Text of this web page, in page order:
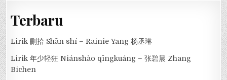
Terbaru
Lirik 刪拾 Shān shí – Rainie Yang 杨丞琳
Lirik 年少轻狂 Niánshào qīngkuáng – 张碧晨 Zhang
Bichen